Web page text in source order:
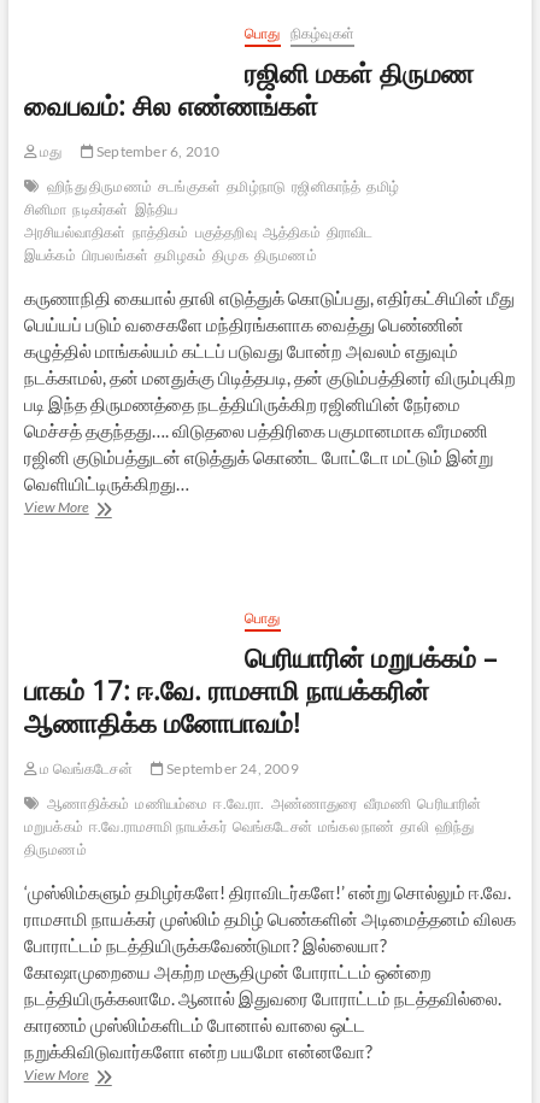
பொது நிகழ்வுகள்
ரஜினி மகள் திருமண
வைபவம்: சில எண்ணங்கள்
மது
September 6, 2010
ஹிந்து திருமணம் சடங்குகள் தமிழ்நாடு ரஜினிகாந்த் தமிழ்
சினிமா நடிகர்கள் இந்திய
அரசியல்வாதிகள் நாத்திகம் பகுத்தறிவு ஆத்திகம் திராவிட
இயக்கம் பிரபலங்கள் தமிழகம் திமுக திருமணம்
கருணாநிதி கையால் தாலி எடுத்துக் கொடுப்பது, எதிர்கட்சியின் மீது
பெய்யப் படும் வசைகளே மந்திரங்களாக வைத்து பெண்ணின்
கழுத்தில் மாங்கல்யம் கட்டப் படுவது போன்ற அவலம் எதுவும்
நடக்காமல், தன் மனதுக்கு பிடித்தபடி, தன் குடும்பத்தினர் விரும்புகிற
படி இந்த திருமணத்தை நடத்தியிருக்கிற ரஜினியின் நேர்மை
மெச்சத் தகுந்தது…. விடுதலை பத்திரிகை பகுமானமாக வீரமணி
ரஜினி குடும்பத்துடன் எடுத்துக் கொண்ட போட்டோ மட்டும் இன்று
வெளியிட்டிருக்கிறது…
View Moreரஜினி
பொது
பெரியாரின் மறுபக்கம் –
பாகம் 17: ஈ.வே. ராமசாமி நாயக்கரின்
ஆணாதிக்க மனோபாவம்!
ம வெங்கடேசன்
September 24, 2009
ஆணாதிக்கம் மணியம்மை ஈ.வே.ரா. அண்ணாதுரை வீரமணி பெரியாரின்
மறுபக்கம் ஈ.வே.ராமசாமி நாயக்கர் வெங்கடேசன் மங்கல நாண் தாலி ஹிந்து
திருமணம்
‘முஸ்லிம்களும் தமிழர்களே! திராவிடர்களே!’ என்று சொல்லும் ஈ.வே.
ராமசாமி நாயக்கர் முஸ்லிம் தமிழ் பெண்களின் அடிமைத்தனம் விலக
போராட்டம் நடத்தியிருக்கவேண்டுமா? இல்லையா?
கோஷாமுறையை அகற்ற மசூதிமுன் போராட்டம் ஒன்றை
நடத்தியிருக்கலாமே. ஆனால் இதுவரை போராட்டம் நடத்தவில்லை.
காரணம் முஸ்லிம்களிடம் போனால் வாலை ஒட்ட
நறுக்கிவிடுவார்களோ என்ற பயமோ என்னவோ?
View Moreபெரியாரின்